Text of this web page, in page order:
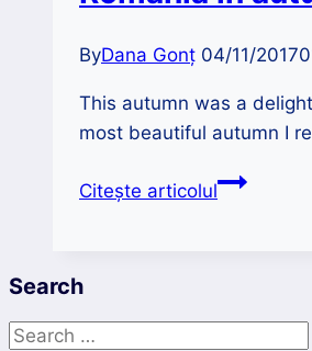
ByDana Gonț 04/11/2017
This autumn was a
most beautiful autumn I
Citește articolulAmazing
autumn
Search
Search